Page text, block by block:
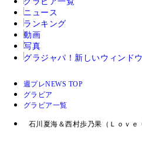
ニュース
ランキング
動画
写真
グラジャパ！ 新しいウィンド
週プレNEWS TOP
グラビア
グラビア一覧
石川夏海＆西村歩乃果（Ｌｏｖｅ